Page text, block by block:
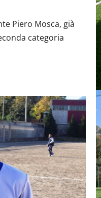
Piero Mosca, già
categoria